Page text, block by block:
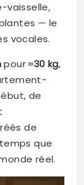
vaisselle,
— le
vocales.
pour≈30 kg,
de
de
que
réel.